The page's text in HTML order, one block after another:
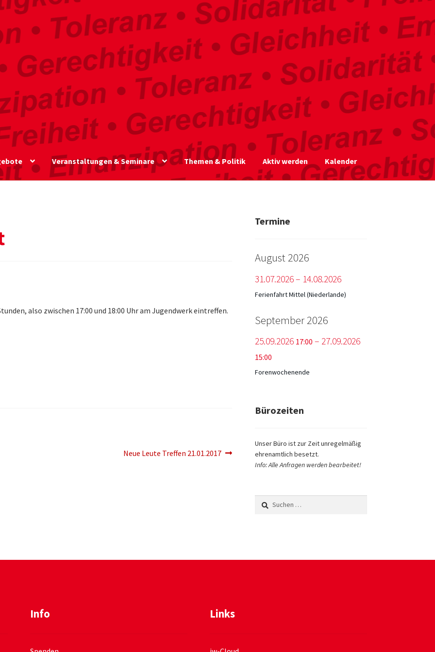
Veranstaltungen & Seminare Themen & Politik Aktiv werden Kalender
also zwischen 17:00 und 18:00 Uhr am Jugendwerk eintreffen.
Nächster
Neue Leute Treffen 21.01.2017
Termine
August 2026
31.07.2026– 14.08.2026
Ferienfahrt Mittel (Niederlande)
September 2026
25.09.2026 17:00 – 27.09.2026
15:00
Forenwochenende
Bürozeiten
Unser Büro ist zur Zeit unregelmäßig
ehrenamtlich besetzt.
Info: Alle Anfragen werden bearbeitet!
Suchen
nach:
Info Links